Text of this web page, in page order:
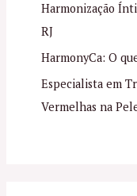
Harmonização
RJ
HarmonyCa: O
Especialista em
Vermelhas na